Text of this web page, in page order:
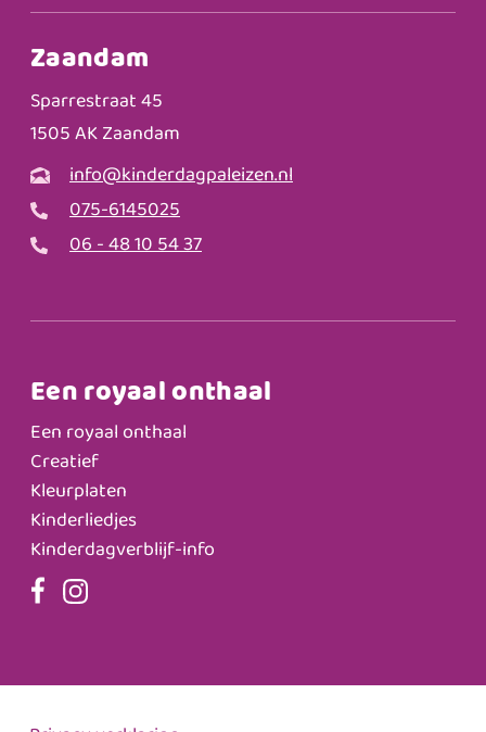
Zaandam
Sparrestraat 45
1505 AK Zaandam
info@kinderdagpaleizen.nl
075-6145025
06 - 48 10 54 37
Een royaal onthaal
Een royaal onthaal
Creatief
Kleurplaten
Kinderliedjes
Kinderdagverblijf-info